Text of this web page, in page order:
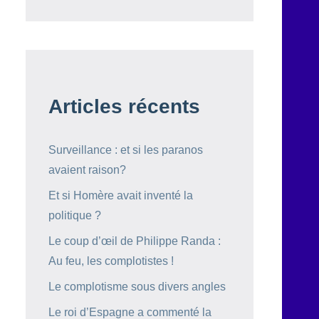
Articles récents
Surveillance : et si les paranos
avaient raison?
Et si Homère avait inventé la
politique ?
Le coup d’œil de Philippe Randa :
Au feu, les complotistes !
Le complotisme sous divers angles
Le roi d’Espagne a commenté la